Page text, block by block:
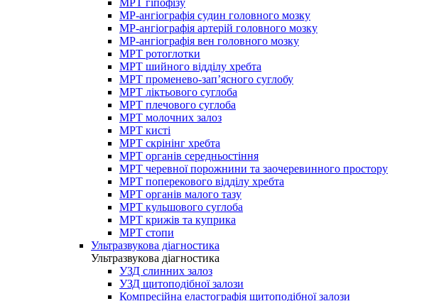
МРТ гіпофізу
МР-ангіографія судин головного мозку
МР-ангіографія артерій головного мозку
МР-ангіографія вен головного мозку
МРТ ротоглотки
МРТ шийного відділу хребта
МРТ променево-зап’ясного суглобу
МРТ ліктьового суглоба
МРТ плечового суглоба
МРТ молочних залоз
МРТ кисті
МРТ скрінінг хребта
МРТ органів середньостіння
МРТ черевної порожнини та заочеревинного простору
МРТ поперекового відділу хребта
МРТ органів малого тазу
МРТ кульшового суглоба
МРТ крижів та куприка
МРТ стопи
Ультразвукова діагностика
Ультразвукова діагностика
УЗД слинних залоз
УЗД щитоподібної залози
Компресійна еластографія щитоподібної залози